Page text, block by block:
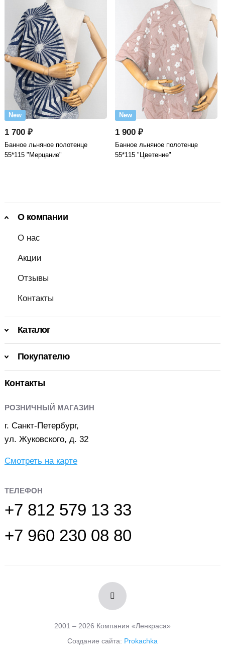
New
1 700 ₽
Банное льняное полотенце
55*115 "Мерцание"
New
1 900 ₽
Банное льняное полотенце
55*115 "Цветение"
О компании
О нас
Акции
Отзывы
Контакты
Каталог
Покупателю
Контакты
РОЗНИЧНЫЙ МАГАЗИН
г. Санкт-Петербург,
ул. Жуковского, д. 32
Смотреть на карте
ТЕЛЕФОН
+7 812 579 13 33
+7 960 230 08 80
2001 – 2026 Компания «Ленкраса»
Создание сайта: Prokachka